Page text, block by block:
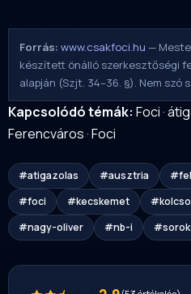
Forrás: www.csakfoci.hu —
készített önálló szerkesztőségi
alapján (Szjt. 34–36. §). Nem szó
Kapcsolódó témák: Foci·
Ferencváros·Foci
#atigazolas #ausztria
#foci
#kecskemet
#nagy-oliver
#nb-i